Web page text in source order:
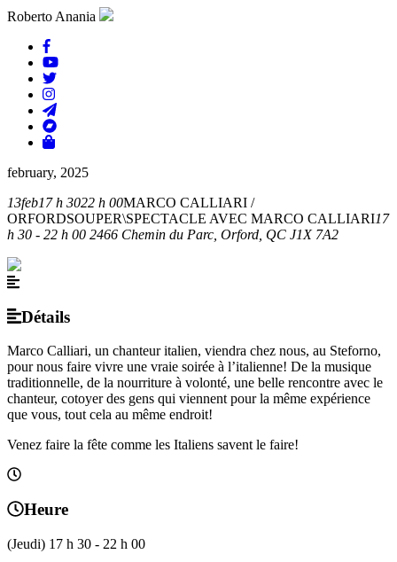
Roberto Anania
february, 2025
13feb17 h 3022 h 00MARCO CALLIARI /
ORFORDSOUPER\SPECTACLE AVEC MARCO CALLIARI17
h 30 - 22 h 00 2466 Chemin du Parc, Orford, QC J1X 7A2
Détails
Marco Calliari, un chanteur italien, viendra chez nous, au Steforno,
pour nous faire vivre une vraie soirée à l’italienne! De la musique
traditionnelle, de la nourriture à volonté, une belle rencontre avec le
chanteur, cotoyer des gens qui viennent pour la même expérience
que vous, tout cela au même endroit!
Venez faire la fête comme les Italiens savent le faire!
Heure
(Jeudi) 17 h 30 - 22 h 00